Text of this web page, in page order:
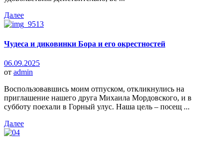
Далее
Чудеса и диковинки Бора и его окрестностей
06.09.2025
от admin
Воспользовавшись моим отпуском, откликнулись на
приглашение нашего друга Михаила Мордовского, и в
субботу поехали в Горный улус. Наша цель – посещ ...
Далее